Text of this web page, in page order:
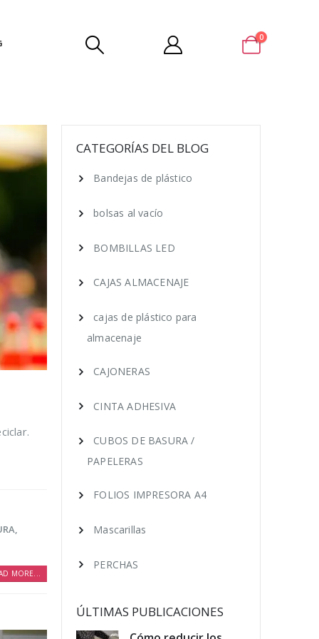
0
,
MORE...
CATEGORÍAS DEL BLOG
Bandejas de plástico
bolsas al vacío
BOMBILLAS LED
CAJAS ALMACENAJE
cajas de plástico para
almacenaje
CAJONERAS
CINTA ADHESIVA
CUBOS DE BASURA /
PAPELERAS
FOLIOS IMPRESORA A4
Mascarillas
PERCHAS
ÚLTIMAS PUBLICACIONES